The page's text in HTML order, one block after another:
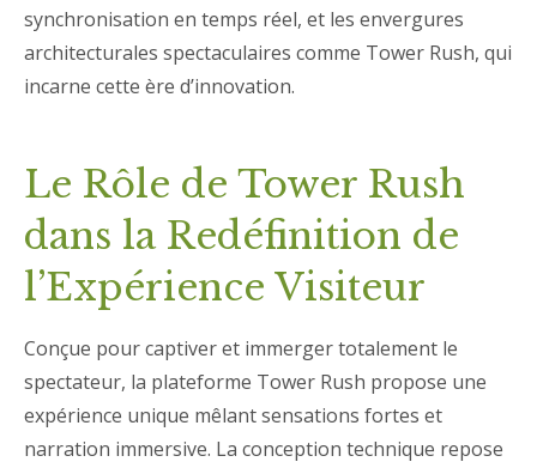
synchronisation en temps réel, et les envergures
architecturales spectaculaires comme Tower Rush, qui
incarne cette ère d’innovation.
Le Rôle de Tower Rush
dans la Redéfinition de
l’Expérience Visiteur
Conçue pour captiver et immerger totalement le
spectateur, la plateforme Tower Rush propose une
expérience unique mêlant sensations fortes et
narration immersive. La conception technique repose